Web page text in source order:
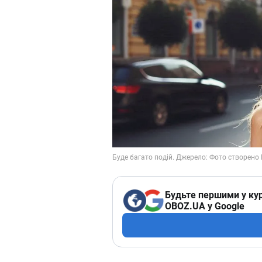
Будьте першими у
OBOZ.UA у Google